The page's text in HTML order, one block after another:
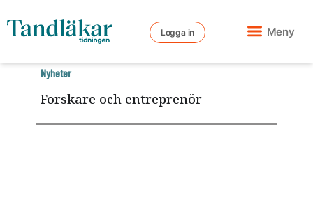
Logga in Meny
Forskare och entreprenör
Nyheter